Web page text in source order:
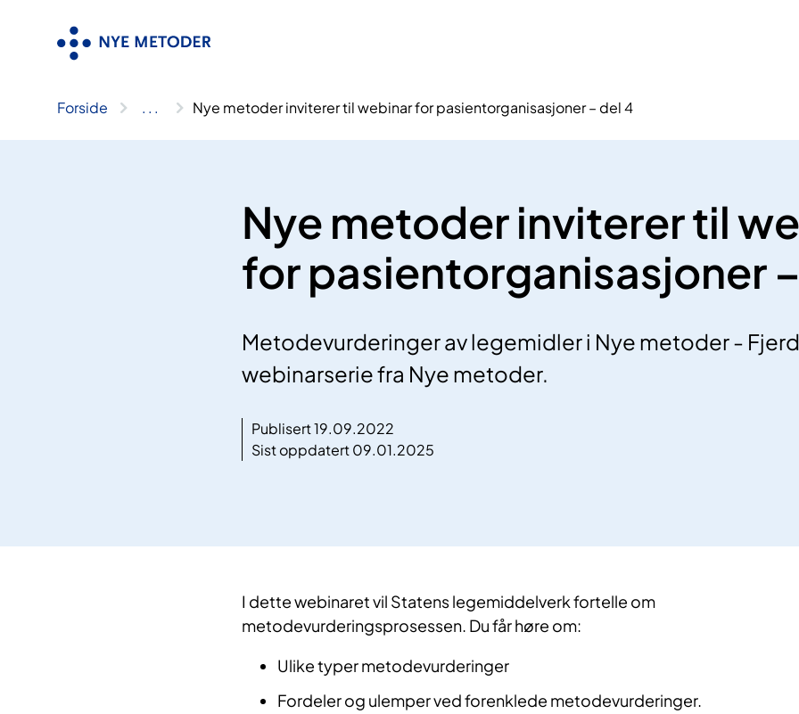
Forside .. . Nye metoder inviterer til webinar for pasientorganisasjoner – del 4
Nye metoder inviterer til
for pasientorganisasjoner
Metodevurderinger av legemidler i Nye metoder -
webinarserie fra Nye metoder.
Publisert 19.09.2022
Sist oppdatert 09.01.2025
​I dette webinaret vil Statens legemiddelverk fortelle om
metodevurderingsprosessen. Du får høre om:
Ulike typer metodevurderinger
Fordeler og ulemper ved forenklede metodevurderinger.